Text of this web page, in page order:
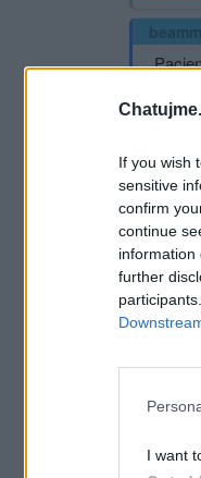
If you wish
sensitive
confirm
continue
information
further
I want